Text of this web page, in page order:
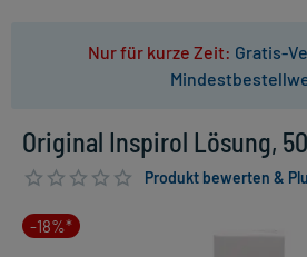
Nur für kurze Zeit: Gratis-
Original Inspirol Lösung,
Produkt bewerten &
-18%*